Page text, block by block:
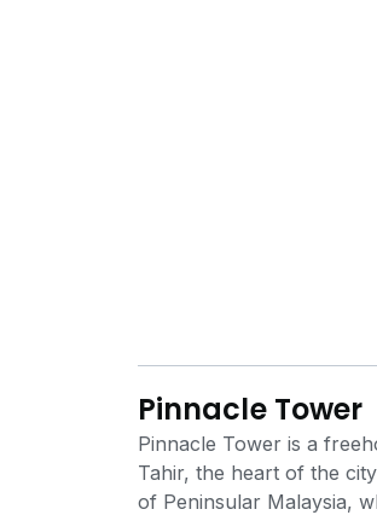
Pinnacle Tower
Pinnacle Tower is a
Tahir, the heart of the
of Peninsular Malaysia,